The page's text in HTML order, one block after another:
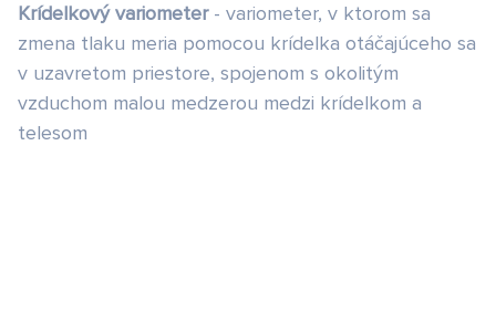
Krídelkový variometer- variometer, v ktorom sa
zmena tlaku meria pomocou krídelka otáčajúceho sa
v uzavretom priestore, spojenom s okolitým
vzduchom malou medzerou medzi krídelkom a
telesom